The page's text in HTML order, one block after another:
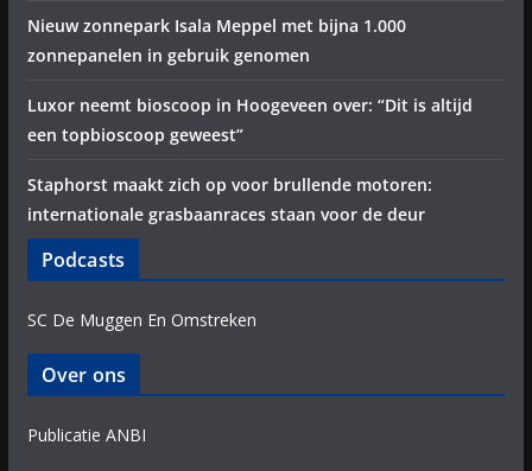
Nieuw zonnepark Isala Meppel met bijna 1.000
zonnepanelen in gebruik genomen
Luxor neemt bioscoop in Hoogeveen over: “Dit is altijd
een topbioscoop geweest”
Staphorst maakt zich op voor brullende motoren:
internationale grasbaanraces staan voor de deur
Podcasts
SC De Muggen En Omstreken
Over ons
Publicatie ANBI